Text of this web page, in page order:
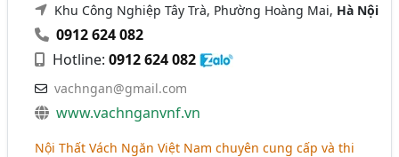
Khu Công Nghiệp Tây Trà, Phường Hoàng Mai, Hà Nội
0912 624 082
Hotline:0912 624 082
vachngan@gmail.com
www.vachnganvnf.vn
Nội Thất Vách Ngăn Việt Nam chuyên cung cấp và thi